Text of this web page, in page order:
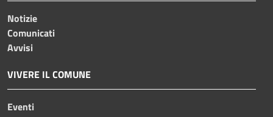
Notizie
Comunicati
Avvisi
VIVERE IL COMUNE
Eventi